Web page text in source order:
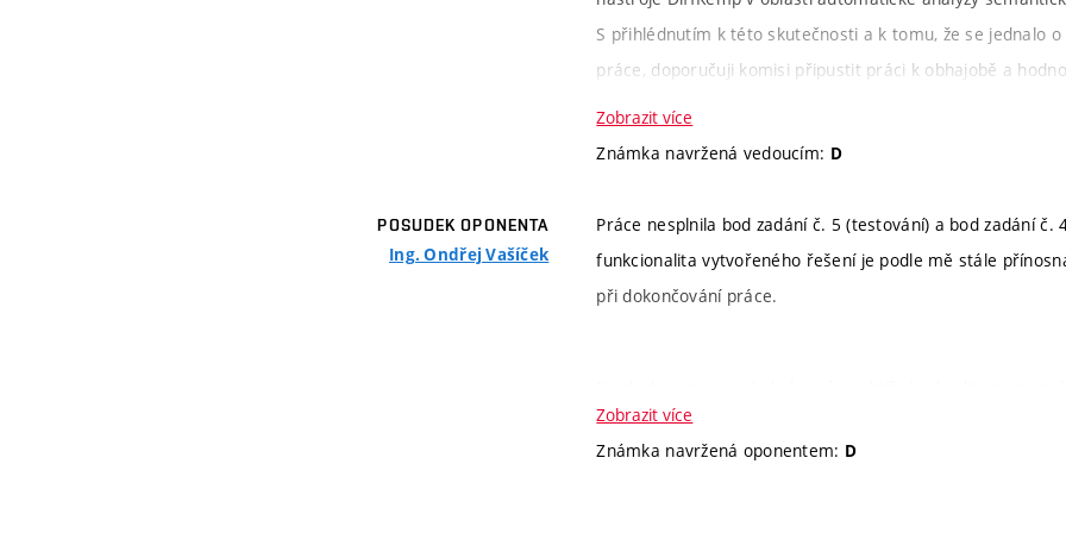
S přihlédnutím k této skutečnosti a k tomu, že se jednalo
práce, doporučuji komisi připustit práci k obhajobě a
Kritérium
Slovní hodnocení
Informace k
Cílem práce bylo navrhnout a
změn zachovávajících sémantiku pro
nástroj vyvíjený ve výzkumné skupině
ve formě základního prototypu. Navzdory
Zobrazit více
Známka navržená vedoucím: D
POSUDEK OPONENTA
Ing. Ondřej Vašíček
Práce nesplnila bod zadání č. 5 (testování) a bod zadání
funkcionalita vytvořeného řešení je podle mě stále
při dokončování práce.
prací. Nedostatky z pohledu splnění zadání jsou tedy dle
práce, která by jinak byla na výborné úrovni.
Zobrazit více
Známka navržená oponentem: D